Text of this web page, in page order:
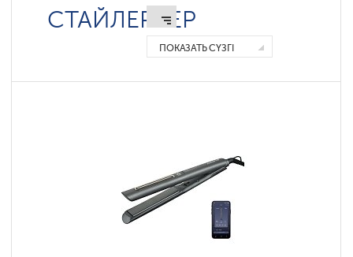
СТАЙЛЕРЛЕР
ПОКАЗАТЬ СҮЗГІ
Электрощипцы